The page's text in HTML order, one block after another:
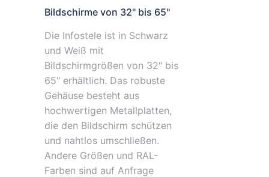
Bildschirme von 32" bis 65"
Die Infostele ist in Schwarz
und Weiß mit
Bildschirmgrößen von 32" bis
65" erhältlich. Das robuste
Gehäuse besteht aus
hochwertigen Metallplatten,
die den Bildschirm schützen
und nahtlos umschließen.
Andere Größen und RAL-
Farben sind auf Anfrage